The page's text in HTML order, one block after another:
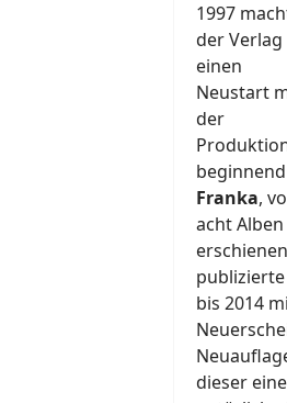
1997
der Verlag
einen
Neustart
der
Franka,
acht
bis 2014
dieser